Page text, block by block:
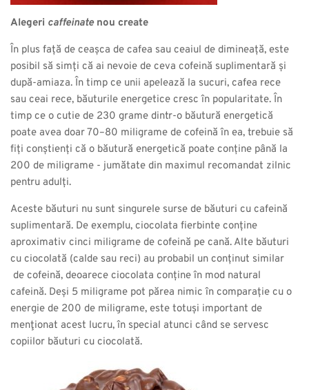
Alegeri caffeinatenou create
În plus față de ceașca de cafea sau ceaiul de dimineață, este
posibil să simți că ai nevoie de ceva cofeină suplimentară și
după-amiaza. În timp ce unii apelează la sucuri, cafea rece
sau ceai rece, băuturile energetice cresc în popularitate. În
timp ce o cutie de 230 grame dintr-o băutură energetică
poate avea doar 70–80 miligrame de cofeină în ea, trebuie să
fiți conștienți că o băutură energetică poate conține până la
200 de miligrame - jumătate din maximul recomandat zilnic
pentru adulți.
Aceste băuturi nu sunt singurele surse de băuturi cu cafeină
suplimentară. De exemplu, ciocolata fierbinte conține
aproximativ cinci miligrame de cofeină pe cană. Alte băuturi
cu ciocolată (calde sau reci) au probabil un conținut similar
de cofeină, deoarece ciocolata conține în mod natural
cafeină. Deși 5 miligrame pot părea nimic în comparație cu o
energie de 200 de miligrame, este totuși important de
menţionat acest lucru, în special atunci când se servesc
copiilor băuturi cu ciocolată.